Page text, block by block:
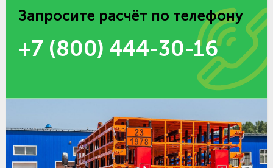
Запросите расчёт по телефону
+7 (800) 444-30-16